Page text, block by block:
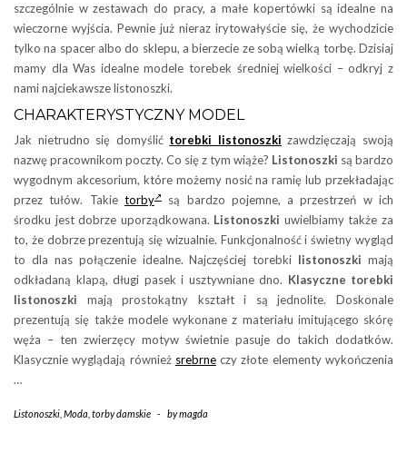
szczególnie w zestawach do pracy, a małe kopertówki są idealne na
wieczorne wyjścia. Pewnie już nieraz irytowałyście się, że wychodzicie
tylko na spacer albo do sklepu, a bierzecie ze sobą wielką torbę. Dzisiaj
mamy dla Was idealne modele torebek średniej wielkości – odkryj z
nami najciekawsze listonoszki.
CHARAKTERYSTYCZNY MODEL
Jak nietrudno się domyślić torebki listonoszki zawdzięczają swoją
nazwę pracownikom poczty. Co się z tym wiąże? Listonoszki są bardzo
wygodnym akcesorium, które możemy nosić na ramię lub przekładając
przez tułów. Takie torby są bardzo pojemne, a przestrzeń w ich
środku jest dobrze uporządkowana. Listonoszki uwielbiamy także za
to, że dobrze prezentują się wizualnie. Funkcjonalność i świetny wygląd
to dla nas połączenie idealne. Najczęściej torebki listonoszki mają
odkładaną klapą, długi pasek i usztywniane dno. Klasyczne torebki
listonoszki mają prostokątny kształt i są jednolite. Doskonale
prezentują się także modele wykonane z materiału imitującego skórę
węża – ten zwierzęcy motyw świetnie pasuje do takich dodatków.
Klasycznie wyglądają również srebrneczy złote elementy wykończenia
…
Listonoszki Moda torby damskie - bymagda